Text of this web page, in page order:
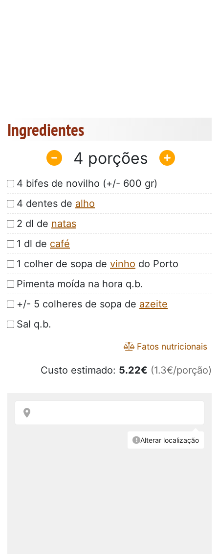
Ingredientes
4
4 bifes de novilho (+/- 600 gr)
4 dentes de alho
2 dl de natas
1 dl de café
1 colher de sopa de vinho do Porto
Pimenta moída na hora q.b.
+/- 5 colheres de sopa de azeite
Sal q.b.
Fatos nutricionais
Custo estimado: 5.22€ (1.3€/porção)